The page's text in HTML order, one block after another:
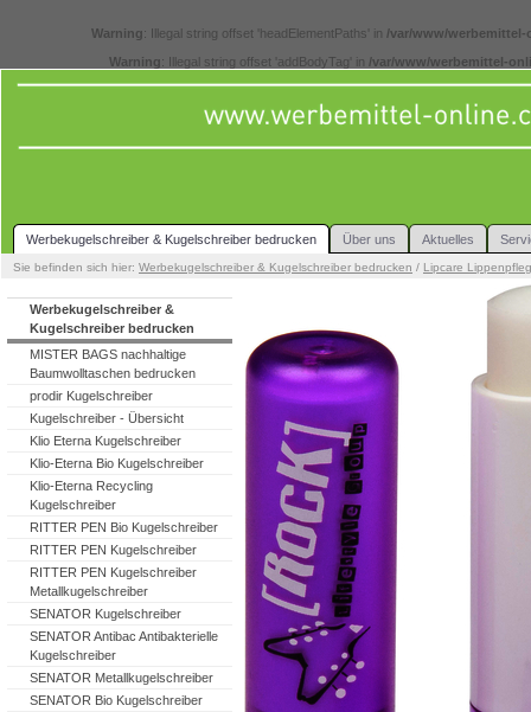
Warning: Illegal string offset 'headElementPaths' in /var/www/
Warning: Illegal string offset 'addBodyTag' in /var/www/werbemittel-
Werbekugelschreiber & Kugelschreiber bedrucken Über uns Aktuelles
Sie befinden sich hier: Werbekugelschreiber & Kugelschreiber bedrucken / Lipcare
Werbekugelschreiber &
Kugelschreiber bedrucken
MISTER BAGS nachhaltige
Baumwolltaschen bedrucken
prodir Kugelschreiber
Kugelschreiber - Übersicht
Klio Eterna Kugelschreiber
Klio-Eterna Bio Kugelschreiber
Klio-Eterna Recycling
Kugelschreiber
RITTER PEN Bio Kugelschreiber
RITTER PEN Kugelschreiber
RITTER PEN Kugelschreiber
Metallkugelschreiber
SENATOR Kugelschreiber
SENATOR Antibac Antibakterielle
Kugelschreiber
SENATOR Metallkugelschreiber
SENATOR Bio Kugelschreiber